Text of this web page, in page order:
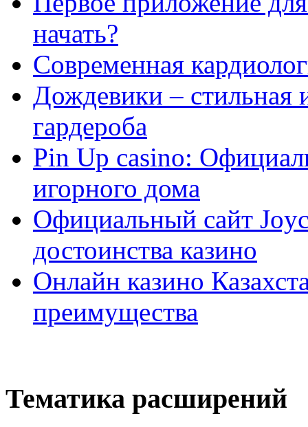
начать?
Современная
Дождевики – стильная
гардероба
Pin Up casino:
игорного дома
Официальный сайт
достоинства казино
Онлайн казино
преимущества
Тематика расширений